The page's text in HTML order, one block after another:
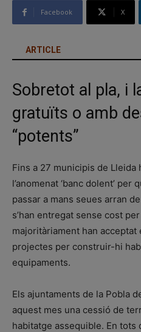
Facebook X
ARTICLE
Sobretot al pla, i
gratuïts o amb
“potents”
Fins a 27 municipis de
l’anomenat ‘banc dolent’ per
passar a mans seues arran
s’han entregat sense cost
majoritàriament han
projectes per construir-hi
equipaments.
Els ajuntaments de la Pobla
aquest mes una cessió de
habitatge assequible. En tots